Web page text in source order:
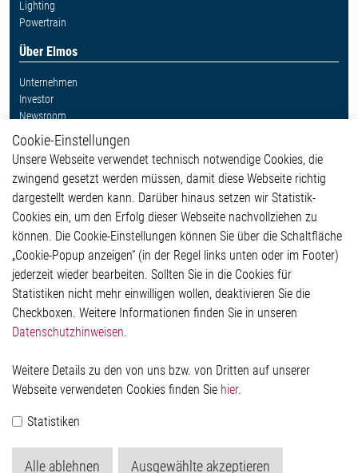
Lighting
Powertrain
Über Elmos
Unternehmen
Investor
Newsroom
Weitere Links
Glossar
Kontakt
Hinweisgeberschutzsystem
Impressum
Datenschutzerklärung
Cookie-Popup anzeigen
Elmos Semiconductor SE
Werkstättenstraße 18
Telefon: +49 (0) 2171 / 40 183-0
Cookie-Einstellungen
Unsere Webseite verwendet technisch notwendige Cookies, die
zwingend gesetzt werden müssen, damit diese Webseite richtig
dargestellt werden kann. Darüber hinaus setzen wir Statistik-
Cookies ein, um den Erfolg dieser Webseite nachvollziehen zu
können. Die Cookie-Einstellungen können Sie über die Schaltfläche
„Cookie-Popup anzeigen“ (in der Regel links unten oder im Footer)
jederzeit wieder bearbeiten. Sollten Sie in die Cookies für
Statistiken nicht mehr einwilligen wollen, deaktivieren Sie die
Checkboxen. Weitere Informationen finden Sie in unseren
Datenschutzhinweisen.
Weitere Details zu den von uns bzw. von Dritten auf unserer
Webseite verwendeten Cookies finden Sie hier.
Statistiken
Alle ablehnen Ausgewählte akzeptieren